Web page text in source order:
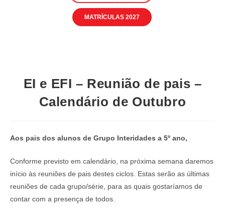
MATRÍCULAS 2027
EI e EFI – Reunião de pais –
Calendário de Outubro
Aos pais dos alunos de Grupo Interidades a 5º ano,
Conforme previsto em calendário, na próxima semana daremos
início às reuniões de pais destes ciclos. Estas serão as últimas
reuniões de cada grupo/série, para as quais gostaríamos de
contar com a presença de todos.